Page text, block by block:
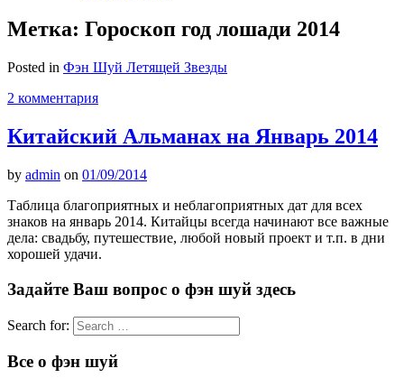
Метка: Гороскоп год лошади 2014
Posted in Фэн Шуй Летящей Звезды
2 комментария
Китайский Альманах на Январь 2014
by admin on 01/09/2014
Таблица благоприятных и неблагоприятных дат для всех
знаков на январь 2014. Китайцы всегда начинают все важные
дела: свадьбу, путешествие, любой новый проект и т.п. в дни
хорошей удачи.
Задайте Ваш вопрос о фэн шуй здесь
Search for:
Все о фэн шуй